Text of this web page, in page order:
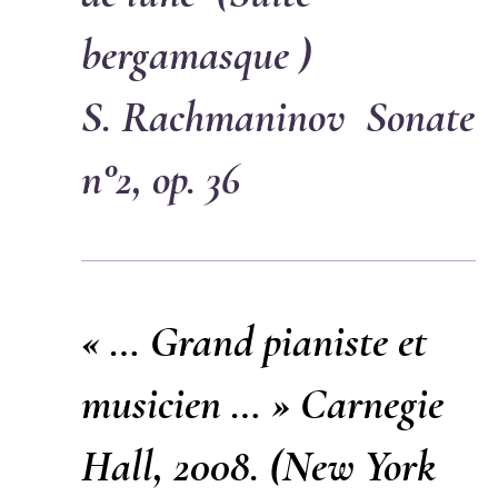
bergamasque )
S. Rachmaninov Sonate
n°2, op. 36
« … Grand pianiste et
musicien … » Carnegie
Hall, 2008. (New York